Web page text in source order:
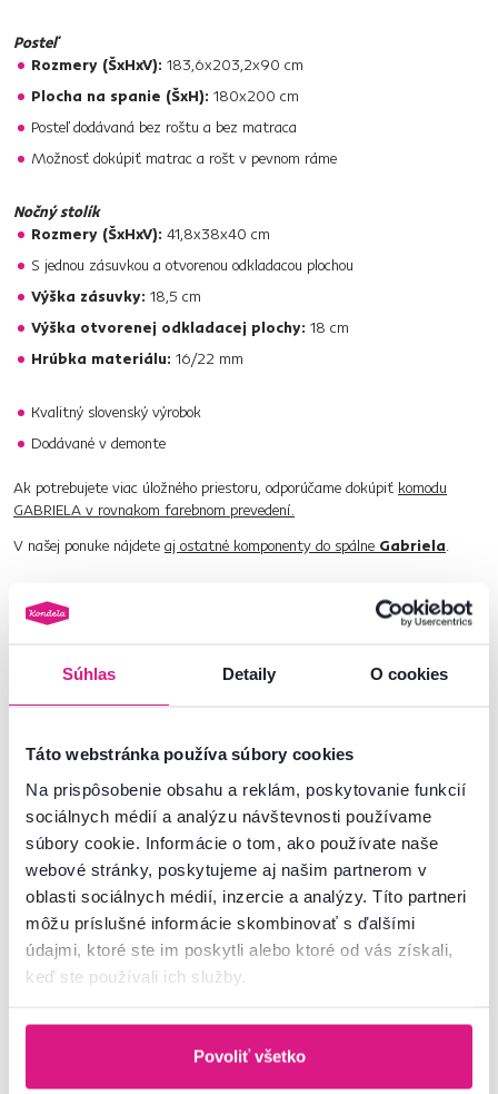
Súhlas Detaily O cookies
Táto webstránka používa súbory cookies
Na prispôsobenie obsahu a reklám, poskytovanie funkcií
sociálnych médií a analýzu návštevnosti používame
súbory cookie. Informácie o tom, ako používate naše
webové stránky, poskytujeme aj našim partnerom v
oblasti sociálnych médií, inzercie a analýzy. Títo partneri
môžu príslušné informácie skombinovať s ďalšími
údajmi, ktoré ste im poskytli alebo ktoré od vás získali,
keď ste používali ich služby.
Povoliť všetko
Posteľ
Rozmery (ŠxHxV): 183,6x203,2x90 cm
Plocha na spanie (ŠxH): 180x200 cm
Posteľ dodávaná bez roštu a bez matraca
Možnosť dokúpiť matrac a rošt v pevnom ráme
Nočný stolík
Rozmery (ŠxHxV): 41,8x38x40 cm
S jednou zásuvkou a otvorenou odkladacou plochou
Výška zásuvky: 18,5 cm
Výška otvorenej odkladacej plochy: 18 cm
Hrúbka materiálu: 16/22 mm
Kvalitný slovenský výrobok
Dodávané v demonte
Ak potrebujete viac úložného priestoru, odporúčame dokúpiť komodu
GABRIELA v rovnakom farebnom prevedení.
V našej ponuke nájdete aj ostatné komponenty do spálne Gabriela.
Číslo produktu : 0000329684
Základné parametre
Informácie o balení
Montážny návod
Nenašli ste požadované informácie?
Kontaktujte nás a my vám radi poradíme
02/ 40 100 100 Spustiť chat